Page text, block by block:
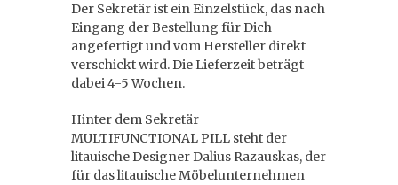
Der Sekretär ist ein Einzelstück, das nach
Eingang der Bestellung für Dich
angefertigt und vom Hersteller direkt
verschickt wird. Die Lieferzeit beträgt
dabei 4-5 Wochen.
Hinter dem Sekretär
MULTIFUNCTIONAL PILL steht der
litauische Designer Dalius Razauskas, der
für das litauische Möbelunternehmen